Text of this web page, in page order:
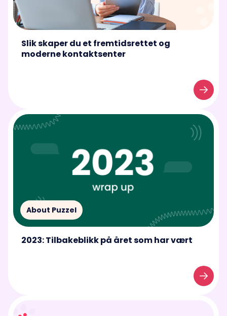
Slik skaper du et fremtidsrettet og
moderne kontaktsenter
About Puzzel
2023: Tilbakeblikk på året som har vært